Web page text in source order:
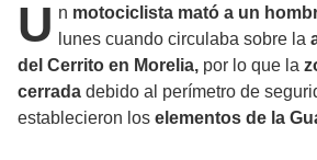
U n motociclista mató a un
lunes cuando circulaba sobre la
del Cerrito en Morelia, por lo que la
cerrada debido al perímetro de
establecieron los elementos de la